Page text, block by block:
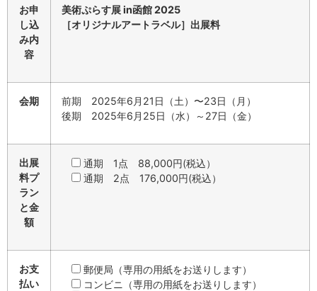
お申
し込
み内
容
美術ぷらす展 in函館 2025
［オリジナルアートラベル］出展料
会期
前期 2025年6月21日（土）〜23日（月）
後期 2025年6月25日（水）～27日（金）
出展
料プ
ラン
と金
額
通期 1点 88,000円(税込）
通期 2点 176,000円(税込）
お支
払い
郵便局（専用の用紙をお送りします）
コンビニ（専用の用紙をお送りします）